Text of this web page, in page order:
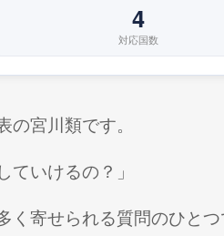
4
対応国数
宮川類です。
ていけるの？」
寄せられる質問のひとつ